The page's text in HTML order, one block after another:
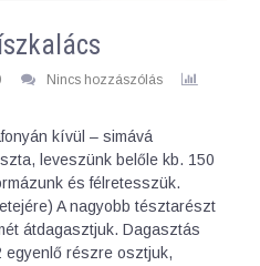
Nincs hozzászólás
kívül – simává
leveszünk belőle kb. 150
és félretesszük.
A nagyobb tésztarészt
átdagasztjuk. Dagasztás
egyenlő részre osztjuk,